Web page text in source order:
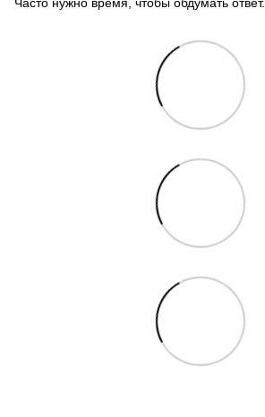
Часто нужно время, чтобы обдумать ответ.